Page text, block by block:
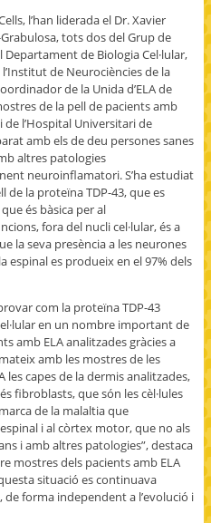
l’han liderada el Dr. Xavier
tots dos del Grup de
de Biologia Cel·lular,
de Neurociències de la
de la Unida d’ELA de
de la pell de pacients amb
l’Hospital Universitari de
amb els de deu persones sanes
altres patologies
neuroinflamatori. S’ha estudiat
de la proteïna TDP-43, que es
és bàsica per al
fora del nucli cel·lular, és a
la seva presència a les neurones
espinal es produeix en el 97% dels
com la proteïna TDP-43
en un nombre important de
amb ELA analitzades gràcies a
amb les mostres de les
les capes de la dermis analitzades,
fibroblasts, que són les cèl·lules
de la malaltia que
i al còrtex motor, que no als
i amb altres patologies”, destaca
mostres dels pacients amb ELA
situació es continuava
forma independent a l’evolució i